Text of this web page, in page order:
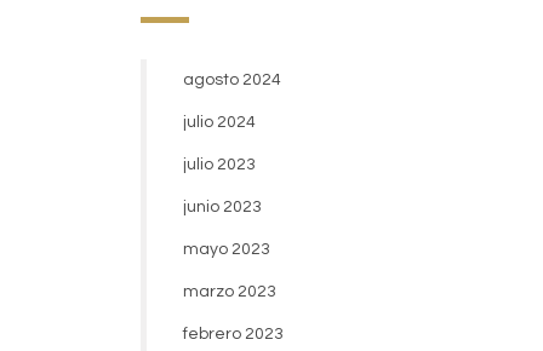
agosto 2024
julio 2024
julio 2023
junio 2023
mayo 2023
marzo 2023
febrero 2023